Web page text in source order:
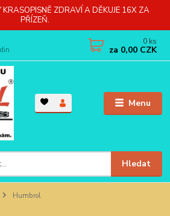
ZDRAVÍ A DĚKUJE 16X ZA
PŘÍZEŇ.
Menu
Hledat
0 ks
za 0,00 CZK
Humbrol